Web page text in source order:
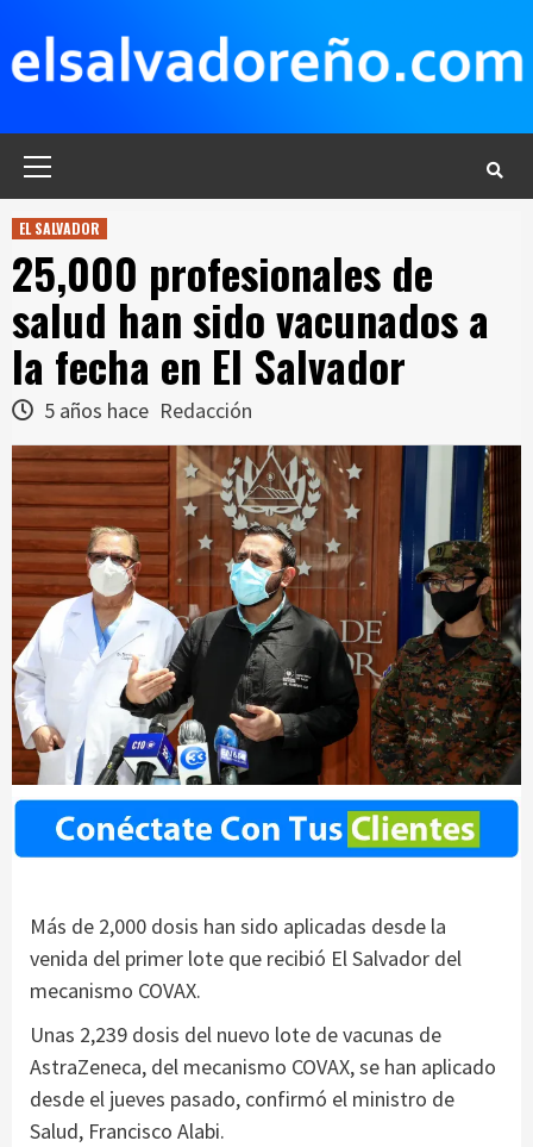
contenido
EL SALVADOR
25,000 profesionales de
salud han sido vacunados a
la fecha en El Salvador
5 años hace Redacción
Más de 2,000 dosis han sido aplicadas desde la
venida del primer lote que recibió El Salvador del
mecanismo COVAX.
Unas 2,239 dosis del nuevo lote de vacunas de
AstraZeneca, del mecanismo COVAX, se han aplicado
desde el jueves pasado, confirmó el ministro de
Salud, Francisco Alabi.